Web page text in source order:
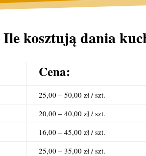
kosztują dania
Cena:
25,00 – 50,00 zł / szt.
20,00 – 40,00 zł / szt.
16,00 – 45,00 zł / szt.
25,00 – 35,00 zł / szt.